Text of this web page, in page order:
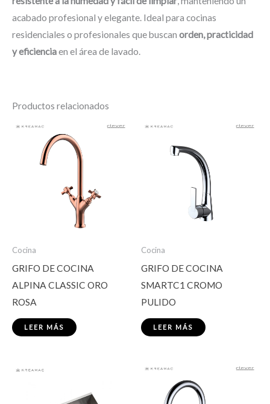
acabado profesional y elegante. Ideal para cocinas
residenciales o profesionales que buscan orden, practicidad
y eficienciaen el área de lavado.
Productos relacionados
Cocina
GRIFO DE COCINA
ALPINA CLASSIC ORO
ROSA
LEER MÁS
Cocina
GRIFO DE COCINA
SMARTC1 CROMO
PULIDO
LEER MÁS